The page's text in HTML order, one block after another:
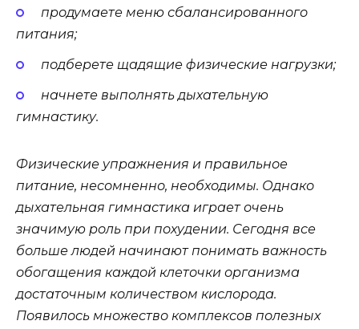
продумаете меню сбалансированного
питания;
подберете щадящие физические нагрузки;
начнете выполнять дыхательную
гимнастику.
Физические упражнения и правильное
питание, несомненно, необходимы. Однако
дыхательная гимнастика играет очень
значимую роль при похудении. Сегодня все
больше людей начинают понимать важность
обогащения каждой клеточки организма
достаточным количеством кислорода.
Появилось множество комплексов полезных